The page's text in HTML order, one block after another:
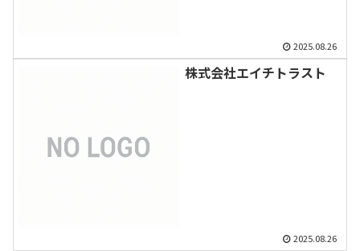
2025.08.26
株式会社エイチトラスト
2025.08.26